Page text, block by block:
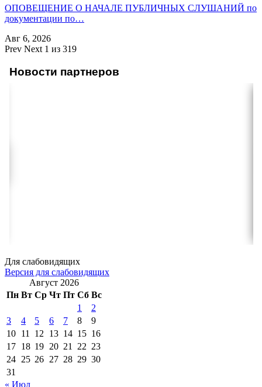
ОПОВЕЩЕНИЕ О НАЧАЛЕ ПУБЛИЧНЫХ СЛУШАНИЙ по
документации по…
Авг 6, 2026
Prev Next 1 из 319
Новости партнеров
Для слабовидящих
Версия для слабовидящих
Август 2026
Пн Вт Ср Чт Пт Сб Вс
1
2
3
4 5 6 7 8
9
10 11 12 13 14 15 16
17 18 19 20 21 22 23
24 25 26 27 28 29 30
31
« Июл